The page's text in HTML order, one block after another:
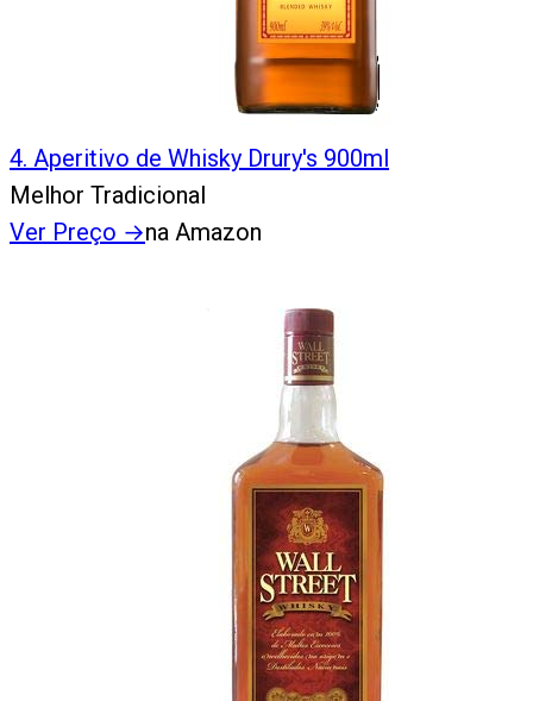
4. Aperitivo de Whisky Drury's 900ml
Melhor Tradicional
Ver Preço →na Amazon